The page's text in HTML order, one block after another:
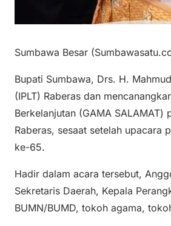
Sumbawa Besar
Bupati Sumbawa, Drs. H.
(IPLT) Raberas dan
Berkelanjutan (GAMA
Raberas, sesaat setelah upacara
ke-65.
Hadir dalam acara tersebut,
Sekretaris Daerah, Kepala
BUMN/BUMD, tokoh agama,